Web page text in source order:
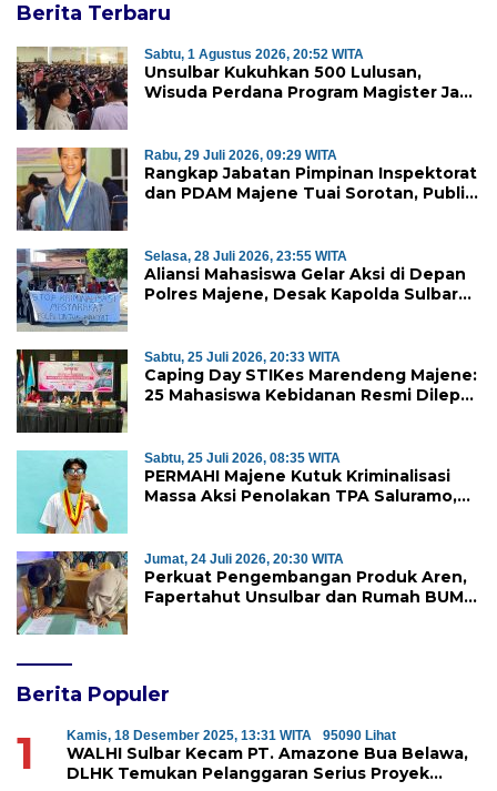
Berita Terbaru
Sabtu, 1 Agustus 2026, 20:52 WITA
Unsulbar Kukuhkan 500 Lulusan,
Wisuda Perdana Program Magister Jadi
Rabu, 29 Juli 2026, 09:29 WITA
Rangkap Jabatan Pimpinan Inspektorat
dan PDAM Majene Tuai Sorotan, Publik
Selasa, 28 Juli 2026, 23:55 WITA
Aliansi Mahasiswa Gelar Aksi di Depan
Polres Majene, Desak Kapolda Sulbar
Sabtu, 25 Juli 2026, 20:33 WITA
Caping Day STIKes Marendeng Majene:
25 Mahasiswa Kebidanan Resmi Dilepas
Sabtu, 25 Juli 2026, 08:35 WITA
PERMAHI Majene Kutuk Kriminalisasi
Massa Aksi Penolakan TPA Saluramo,
Jumat, 24 Juli 2026, 20:30 WITA
Perkuat Pengembangan Produk Aren,
Fapertahut Unsulbar dan Rumah BUMN
Berita Populer
1 Kamis, 18 Desember 2025, 13:31 WITA 95090 Lihat
WALHI Sulbar Kecam PT. Amazone Bua Belawa,
DLHK Temukan Pelanggaran Serius Proyek